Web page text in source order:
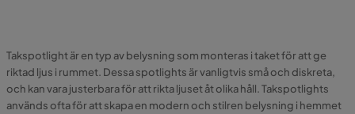
Takspotlight är en typ av belysning som monteras i taket för att ge
riktad ljus i rummet. Dessa spotlights är vanligtvis små och diskreta,
och kan vara justerbara för att rikta ljuset åt olika håll. Takspotlights
används ofta för att skapa en modern och stilren belysning i hemmet